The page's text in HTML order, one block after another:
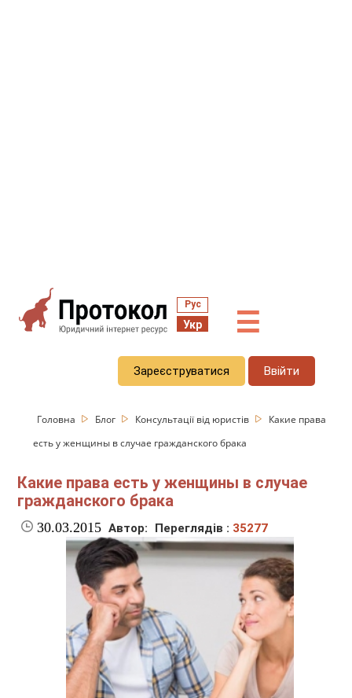
Рус
Укр ☰
Зареєструватися Ввійти
Головна Блог Консультації від юристів
Какие права
есть у женщины в случае гражданского брака
Какие права есть у женщины в случае
гражданского брака
30.03.2015 Автор: Переглядів : 35277